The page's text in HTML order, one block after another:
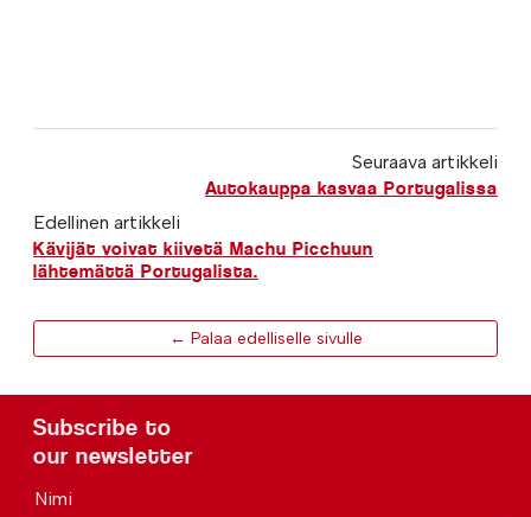
Seuraava artikkeli
Autokauppa kasvaa Portugalissa
Edellinen artikkeli
Kävijät voivat kiivetä Machu Picchuun
lähtemättä Portugalista.
← Palaa edelliselle sivulle
Subscribe to
our newsletter
Nimi